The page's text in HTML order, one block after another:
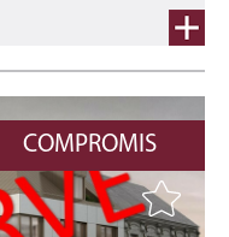
COMPROMIS